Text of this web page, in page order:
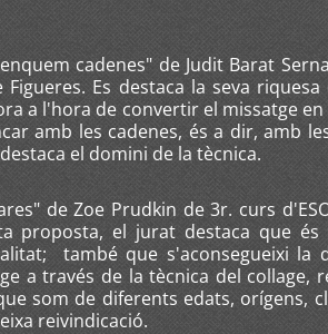
cadenes" de Judit Barat
Es destaca la seva riquesa
a l'hora de convertir el missatge
amb les cadenes, és a dir, amb
el domini de la tècnica.
de Zoe Prudkin de 3r. curs
proposta, el jurat destaca que
també que s'aconsegueixi la
a través de la tècnica del collage,
som de diferents edats, orígens,
reivindicació.